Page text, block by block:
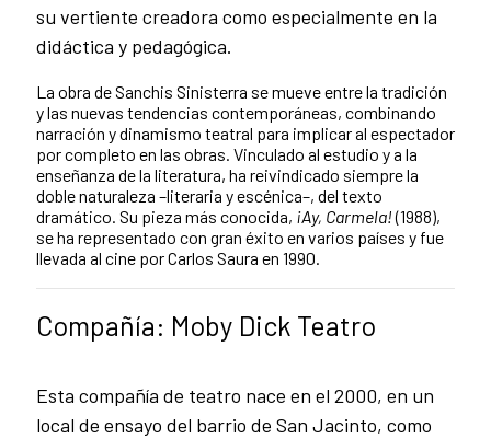
su vertiente creadora como especialmente en la
didáctica y pedagógica.
La obra de Sanchis Sinisterra se mueve entre la tradición
y las nuevas tendencias contemporáneas, combinando
narración y dinamismo teatral para implicar al espectador
por completo en las obras. Vinculado al estudio y a la
enseñanza de la literatura, ha reivindicado siempre la
doble naturaleza –literaria y escénica–, del texto
dramático. Su pieza más conocida, ¡Ay, Carmela!(1988),
se ha representado con gran éxito en varios países y fue
llevada al cine por Carlos Saura en 1990.
Compañía: Moby Dick Teatro
Esta compañía de teatro nace en el 2000, en un
local de ensayo del barrio de San Jacinto, como